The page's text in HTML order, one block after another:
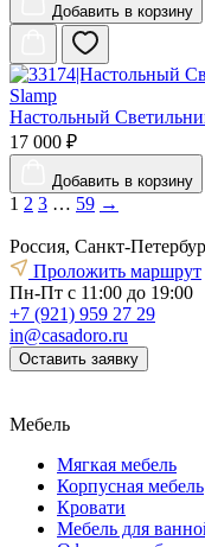
Добавить в корзину
Slamp
Настольный
17 000 ₽
Добавить в корзину
1 2 3 … 59 →
Россия, Санкт-
Проложить маршрут
Пн-Пт с 11:00 до 19:00
+7 (921) 959 27 29
in@casadoro.ru
Оставить заявку
Мебель
Мягкая мебель
Корпусная мебель
Кровати
Мебель для